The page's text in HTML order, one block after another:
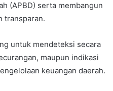
(APBD) serta membangun
transparan.
untuk mendeteksi secara
maupun indikasi
keuangan daerah.